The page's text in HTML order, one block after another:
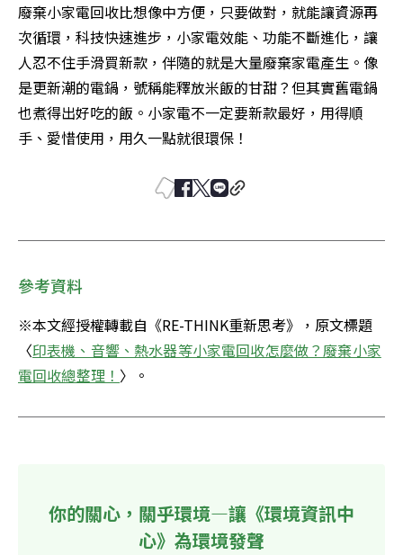
廢棄小家電回收比想像中方便，只要做對，就能讓資源再
次循環，科技快速進步，小家電效能、功能不斷進化，讓
人忍不住手滑買新款，伴隨的就是大量廢棄家電產生。像
是更新潮的電鍋，號稱能釋放米飯的甘甜？但其實舊電鍋
也煮得出好吃的飯。小家電不一定要新款最好，用得順
手、愛惜使用，用久一點就很環保！
參考資料
※本文經授權轉載自《RE-THINK重新思考》，原文標題
〈印表機、音響、熱水器等小家電回收怎麼做？廢棄小家
電回收總整理！ 〉。
你的關心，關乎環境—讓《環境資訊中
心》為環境發聲